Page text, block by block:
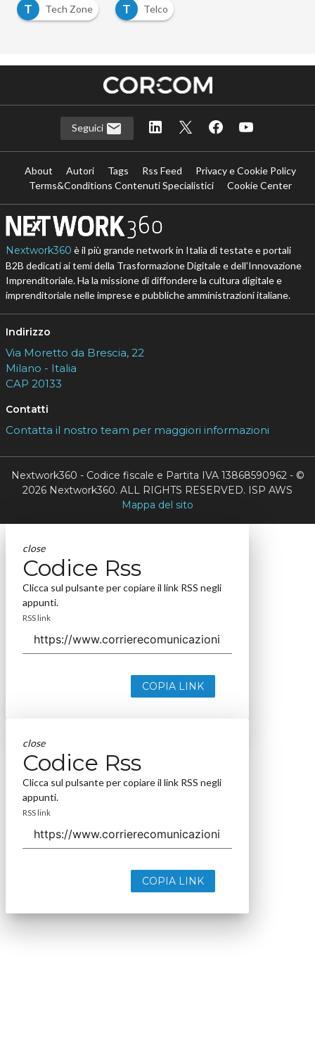
T
Tech Zone T Telco
Seguici
About Autori Tags Rss Feed
Privacy e Cookie Policy
Terms&Conditions Contenuti Specialistici
Cookie Center
Nextwork360 è il più grande network in Italia di testate e portali
B2B dedicati ai temi della Trasformazione Digitale e dell’Innovazione
Imprenditoriale. Ha la missione di diffondere la cultura digitale e
imprenditoriale nelle imprese e pubbliche amministrazioni italiane.
Indirizzo
Via Moretto da Brescia, 22
Milano - Italia
CAP 20133
Contatti
Contatta il nostro team per maggiori informazioni
Nextwork360 - Codice fiscale e Partita IVA 13868590962 - ©
2026 Nextwork360. ALL RIGHTS RESERVED. ISP AWS
Mappa del sito
close
Codice Rss
Clicca sul pulsante per copiare il link RSS negli
appunti.
RSS link
COPIA LINK
close
Codice Rss
Clicca sul pulsante per copiare il link RSS negli
appunti.
RSS link
COPIA LINK